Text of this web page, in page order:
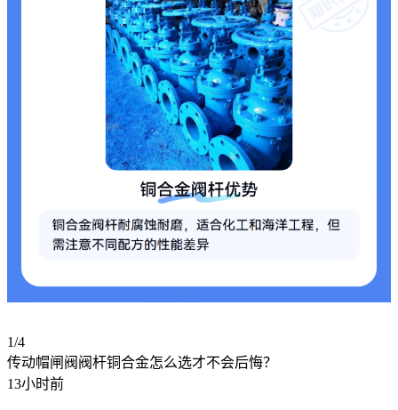
1/4
传动帽闸阀阀杆铜合金怎么选才不会后悔？
13小时前